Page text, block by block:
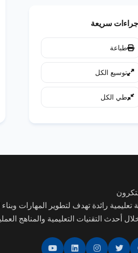
إجراءات سريعة
طباعة
توسيع الكل
طي الكل
تعليمية رائدة تهدف لتطوير المهارات
أحدث التقنيات التعليمية والمناهج